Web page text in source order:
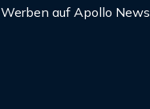
Werben auf Apollo News